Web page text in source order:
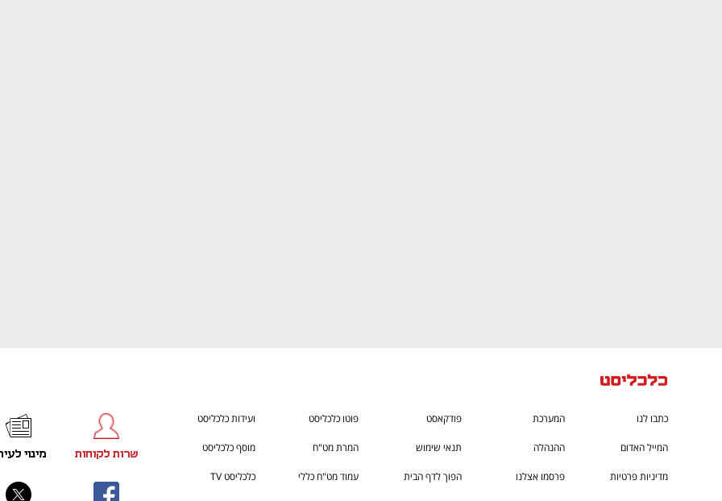
כתבו לנו המערכת פודקאסט פוטו כלכליסט ועידות כלכליסט
המייל האדום ההנהלה תנאי שימוש המרת מט"ח מוסף כלכליסט
מדיניות פרטיות פרסמו אצלנו הפוך לדף הבית עמוד מט"ח כללי כלכליסט TV
שרות לקוחות מינוי